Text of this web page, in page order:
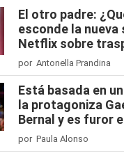
El otro padre:
esconde la nueva
Netflix sobre
por Antonella Prandina
Está basada en
la protagoniza
Bernal y es furor
por Paula Alonso